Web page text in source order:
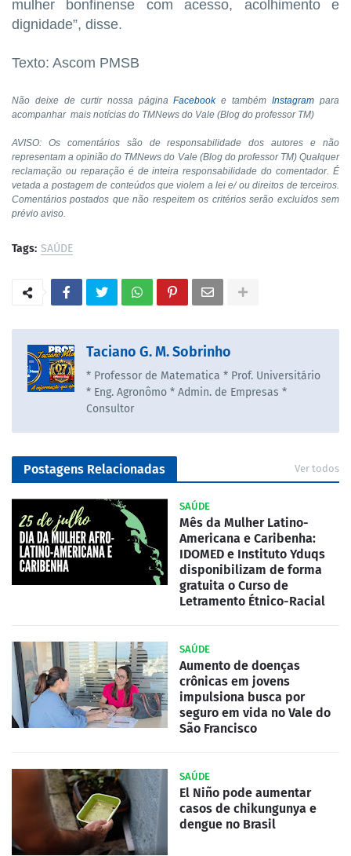
mulher bonfinense com acesso, acolhimento e
dignidade”, disse.
Texto: Ascom PMSB
Não deixe de curtir nossa páginaFacebooke tambémInstagram para
acompanhar mais notícias do TMNews do Vale (Blog do professor TM)
AVISO: Os comentários são de responsabilidade dos autores e não
representam a opinião do TMNews do Vale (Blog do professor TM) Qualquer
reclamação ou reparação é de inteira responsabilidade do comentador. É
vetada a postagem de conteúdos que violem a lei e/ ou direitos de terceiros.
Comentários postados que não respeitem os critérios serão excluídos sem
prévio aviso.
Tags: SAÚDE
Taciano G. M. Sobrinho
* Professor de Matematica * Prof. Universitário
* Eng. Agronômo * Admin. de Empresas *
Consultor
Postagens Relacionadas Ver todos
SAÚDE
Mês da Mulher Latino-
Americana e Caribenha:
IDOMED e Instituto Yduqs
disponibilizam de forma
gratuita o Curso de
Letramento Étnico-Racial
SAÚDE
Aumento de doenças
crônicas em jovens
impulsiona busca por
seguro em vida no Vale do
São Francisco
SAÚDE
El Niño pode aumentar
casos de chikungunya e
dengue no Brasil